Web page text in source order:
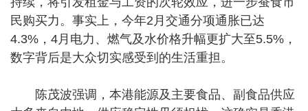
民购买力。事实上，今年2月交通分项通胀已达
4.3%，4月电力、燃气及水价格升幅更扩大至5.5%，
数字背后是大众切实感受到的生活重担。
陈茂波强调，本港能源及主要食品、副食品供应